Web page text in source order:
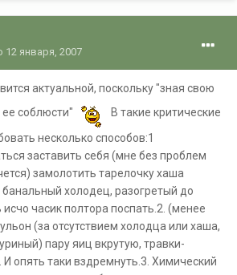
12 января, 2007
актуальной, поскольку "зная свою
соблюсти"
В такие критические
несколько способов:1
заставить себя (мне без проблем
замолотить тарелочку хаша
холодец, разогретый до
часик полтора поспать.2. (менее
(за отсутствием холодца или хаша,
пару яиц вкрутую, травки-
И опять таки вздремнуть.3. Химический